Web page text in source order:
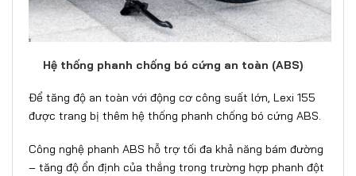
Hệ thống phanh chống bó cứng an toàn (ABS)
Để tăng độ an toàn với động cơ công suất lớn, Lexi 155
được trang bị thêm hệ thống phanh chống bó cứng ABS.
Công nghệ phanh ABS hỗ trợ tối đa khả năng bám đường
– tăng độ ổn định của thắng trong trường hợp phanh đột